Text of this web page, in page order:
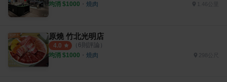
均消 $1000 ・ 燒肉 1.46公里
原燒 竹北光明店
4.0 （ 6則評論）
均消 $1000 ・ 燒肉